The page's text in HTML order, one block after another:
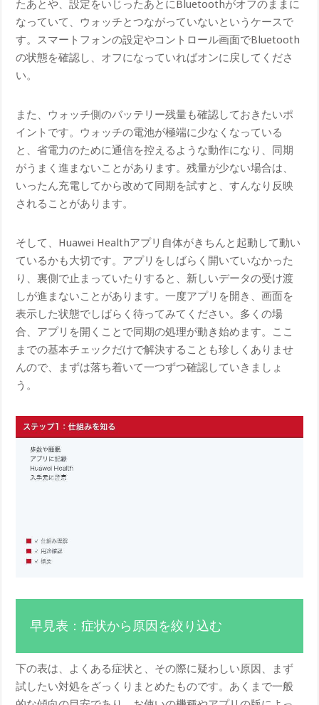
たあとや、設定をいじったあとにBluetoothがオフのままに
なっていて、ウォッチとつながっていないというケースで
す。スマートフォンの設定やコントロール画面でBluetooth
の状態を確認し、オフになっていればオンに戻してくださ
い。
また、ウォッチ側のバッテリー残量も確認しておきたいポ
イントです。ウォッチの電池が極端に少なくなっている
と、省電力のために通信を控えるような動作になり、同期
がうまく進まないことがあります。残量が少ない場合は、
いったん充電してから改めて同期を試すと、すんなり反映
されることがあります。
そして、Huawei Healthアプリ自体がきちんと起動して動い
ているかも大切です。アプリをしばらく開いていなかった
り、裏側で止まっていたりすると、新しいデータの受け渡
しが進まないことがあります。一度アプリを開き、画面を
表示した状態でしばらく待ってみてください。多くの場
合、アプリを開くことで同期の処理が動き始めます。ここ
までの基本チェックだけで解決することも珍しくありませ
んので、まずは落ち着いて一つずつ確認していきましょ
う。
早見表：症状から原因を絞り込む
下の表は、よくある症状と、その際に疑わしい原因、まず
試したい対処をざっくりまとめたものです。あくまで一般